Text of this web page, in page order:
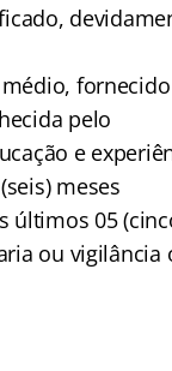
pelo
e
meses
últimos 05
ou vigilância